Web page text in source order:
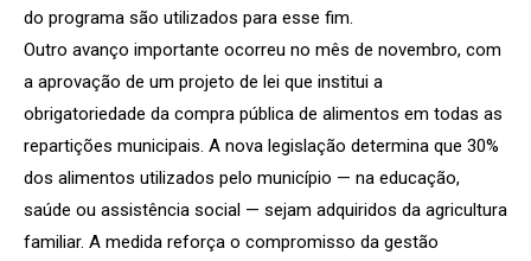
do programa são utilizados para esse fim.
Outro avanço importante ocorreu no mês de novembro, com
a aprovação de um projeto de lei que institui a
obrigatoriedade da compra pública de alimentos em todas as
repartições municipais. A nova legislação determina que 30%
dos alimentos utilizados pelo município — na educação,
saúde ou assistência social — sejam adquiridos da agricultura
familiar. A medida reforça o compromisso da gestão